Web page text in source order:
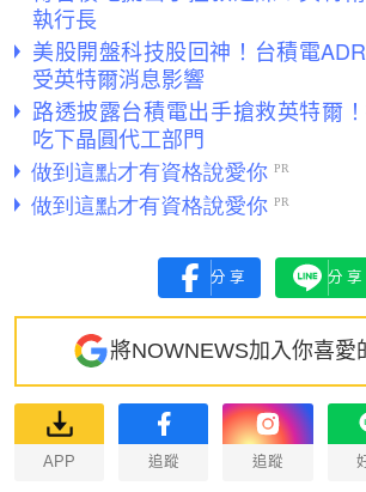
執行長
美股開盤科技股回神！台積電
受英特爾消息影響
路透披露台積電出手搶救英特爾
吃下晶圓代工部門
分享 分享
將NOWNEWS加入你喜愛
APP 追蹤 追蹤